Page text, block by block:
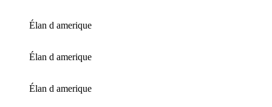
Élan d amerique
Élan d amerique
Élan d amerique